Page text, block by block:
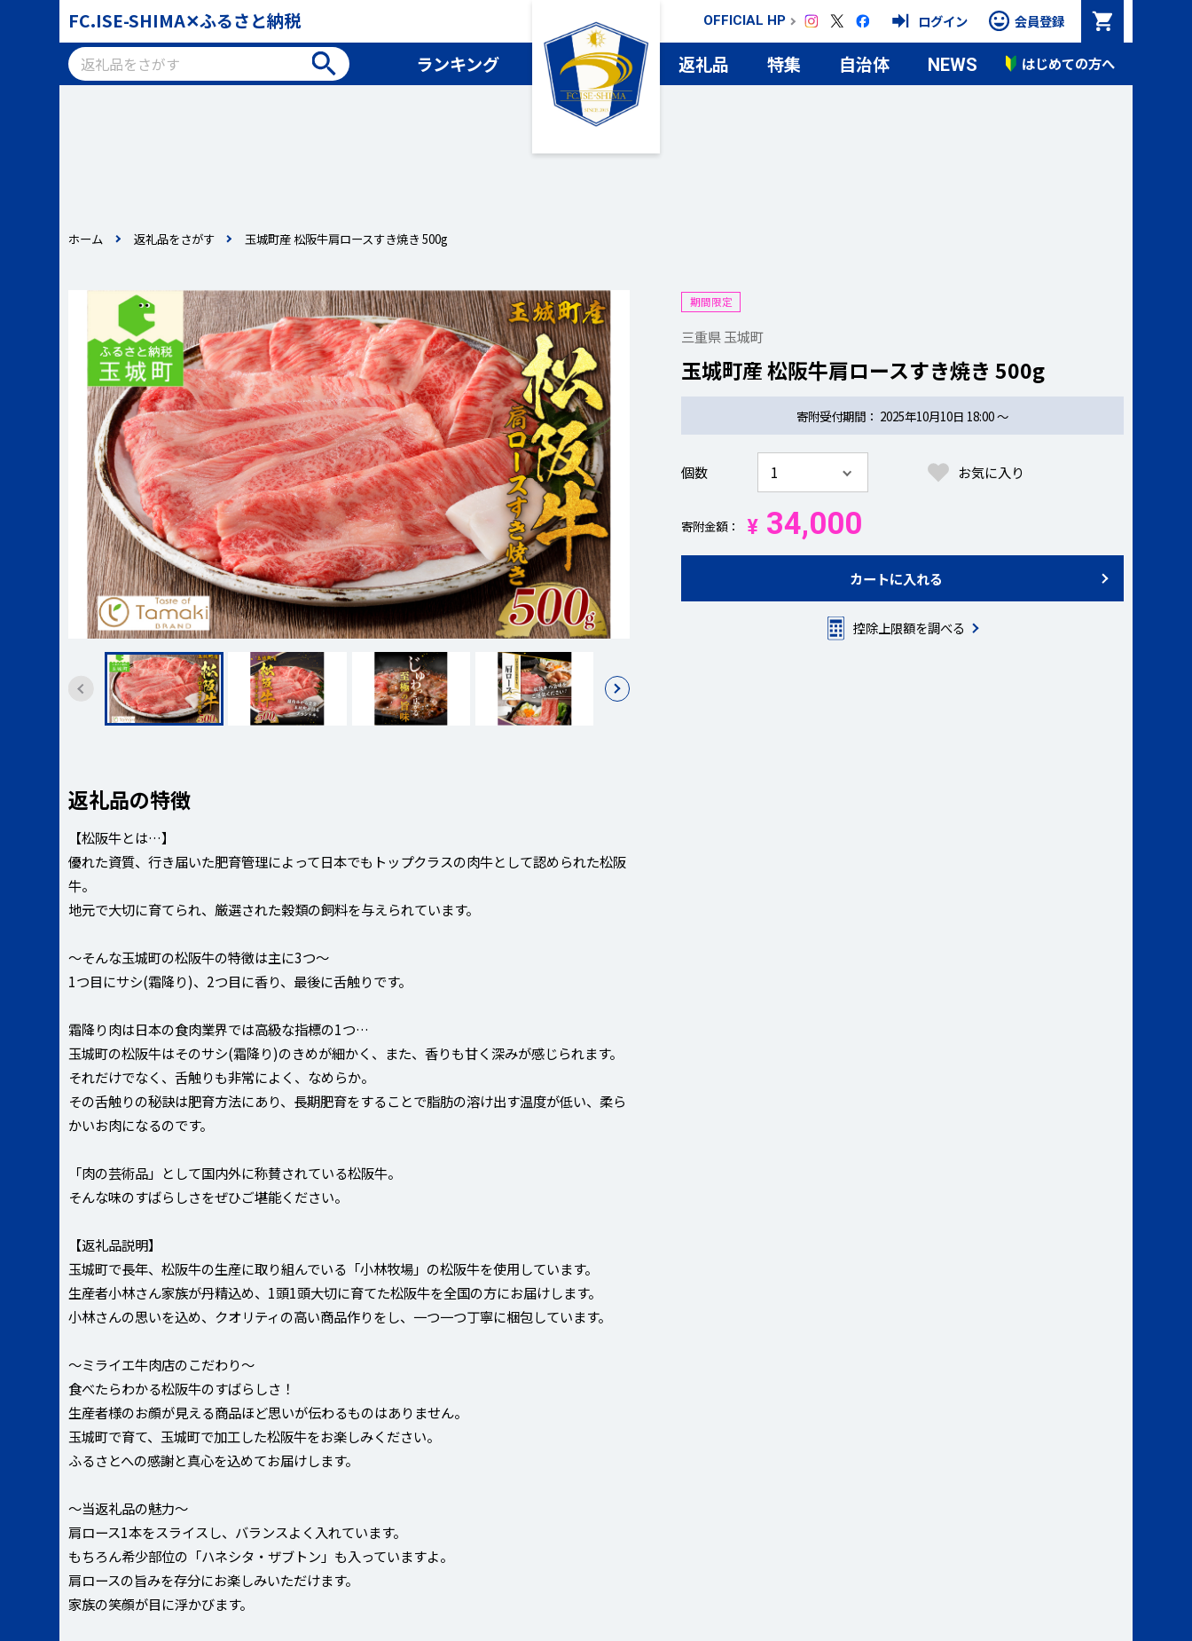
FC.ISE-SHIMA✕ふるさと納税 OFFICIAL HP ログイン 会員登録
検索
ランキング 返礼品 特集 自治体 NEWS はじめての方へ
ホーム 返礼品をさがす 玉城町産 松阪牛肩ロースすき焼き 500g
期間限定
三重県 玉城町
玉城町産 松阪牛肩ロースすき焼き 500g
寄附受付期間 2025年10月10日 18:00 ～
個数 お気に入り
寄附金額 ¥34,000
カートに入れる
控除上限額を調べる
返礼品の特徴
【松阪牛とは…】
優れた資質、行き届いた肥育管理によって日本でもトップクラスの肉牛として認められた松阪
牛。
地元で大切に育てられ、厳選された穀類の飼料を与えられています。
～そんな玉城町の松阪牛の特徴は主に3つ～
1つ目にサシ(霜降り)、2つ目に香り、最後に舌触りです。
霜降り肉は日本の食肉業界では高級な指標の1つ…
玉城町の松阪牛はそのサシ(霜降り)のきめが細かく、また、香りも甘く深みが感じられます。
それだけでなく、舌触りも非常によく、なめらか。
その舌触りの秘訣は肥育方法にあり、長期肥育をすることで脂肪の溶け出す温度が低い、柔ら
かいお肉になるのです。
「肉の芸術品」として国内外に称賛されている松阪牛。
そんな味のすばらしさをぜひご堪能ください。
【返礼品説明】
玉城町で長年、松阪牛の生産に取り組んでいる「小林牧場」の松阪牛を使用しています。
生産者小林さん家族が丹精込め、1頭1頭大切に育てた松阪牛を全国の方にお届けします。
小林さんの思いを込め、クオリティの高い商品作りをし、一つ一つ丁寧に梱包しています。
～ミライエ牛肉店のこだわり～
食べたらわかる松阪牛のすばらしさ！
生産者様のお顔が見える商品ほど思いが伝わるものはありません。
玉城町で育て、玉城町で加工した松阪牛をお楽しみください。
ふるさとへの感謝と真心を込めてお届けします。
～当返礼品の魅力～
肩ロース1本をスライスし、バランスよく入れています。
もちろん希少部位の「ハネシタ・ザブトン」も入っていますよ。
肩ロースの旨みを存分にお楽しみいただけます。
家族の笑顔が目に浮かびます。